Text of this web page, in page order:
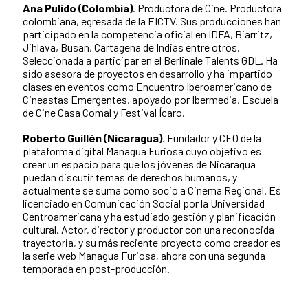
Ana Pulido (Colombia). Productora de Cine. Productora
colombiana, egresada de la EICTV. Sus producciones han
participado en la competencia oficial en IDFA, Biarritz,
Jihlava, Busan, Cartagena de Indias entre otros.
Seleccionada a participar en el Berlinale Talents GDL. Ha
sido asesora de proyectos en desarrollo y ha impartido
clases en eventos como Encuentro Iberoamericano de
Cineastas Emergentes, apoyado por Ibermedia, Escuela
de Cine Casa Comal y Festival Ícaro.
Roberto Guillén (Nicaragua). Fundador y CEO de la
plataforma digital Managua Furiosa cuyo objetivo es
crear un espacio para que los jóvenes de Nicaragua
puedan discutir temas de derechos humanos, y
actualmente se suma como socio a Cinema Regional. Es
licenciado en Comunicación Social por la Universidad
Centroamericana y ha estudiado gestión y planificación
cultural. Actor, director y productor con una reconocida
trayectoria, y su más reciente proyecto como creador es
la serie web Managua Furiosa, ahora con una segunda
temporada en post-producción.